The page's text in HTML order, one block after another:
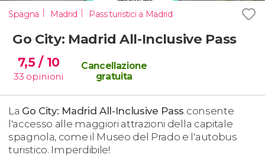
Spagna Madrid Pass turistici a Madrid
Go City: Madrid All-Inclusive Pass
7,5/ 10
33 opinioni
Cancellazione
gratuita
La Go City: Madrid All-Inclusive Pass consente
l'accesso alle maggiori attrazioni della capitale
spagnola, come il Museo del Prado e l'autobus
turistico. Imperdibile!